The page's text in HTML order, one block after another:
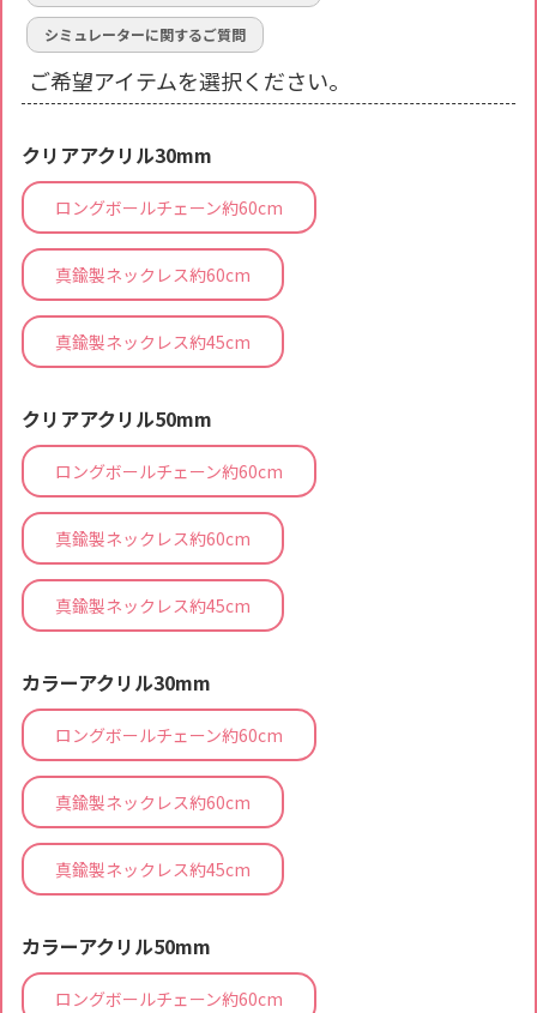
シミュレーターに関するご質問
ご希望アイテムを選択ください。
クリアアクリル30mm
ロングボールチェーン約60cm
真鍮製ネックレス約60cm
真鍮製ネックレス約45cm
クリアアクリル50mm
ロングボールチェーン約60cm
真鍮製ネックレス約60cm
真鍮製ネックレス約45cm
カラーアクリル30mm
ロングボールチェーン約60cm
真鍮製ネックレス約60cm
真鍮製ネックレス約45cm
カラーアクリル50mm
ロングボールチェーン約60cm